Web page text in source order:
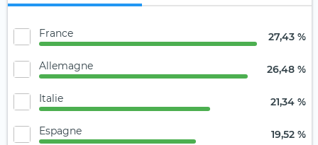
France 27,43 %
Allemagne 26,48 %
Italie 21,34 %
Espagne 19,52 %